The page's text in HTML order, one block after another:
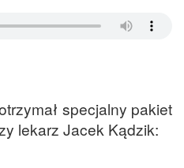
specjalny pakiet
lekarz Jacek Kądzik: